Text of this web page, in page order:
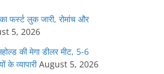
का फर्स्ट लुक जारी, रोमांच और
5, 2026
की मेगा डीलर मीट, 5-6
व्यापारी August 5, 2026